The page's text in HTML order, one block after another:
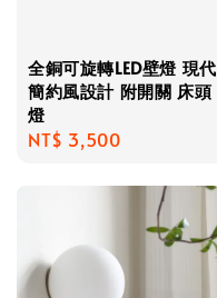
全銅可旋轉LED壁燈 現代
簡約風設計 附開關 床頭
燈
Regular
NT$ 3,500